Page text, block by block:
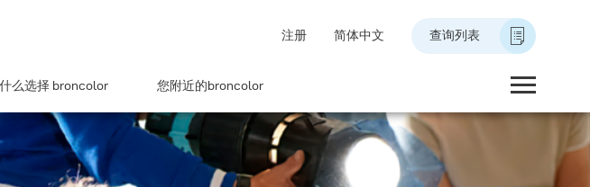
注册 简体中文 查询列表
么选择 broncolor 您附近的broncolor